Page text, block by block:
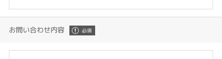
お問い合わせ内容